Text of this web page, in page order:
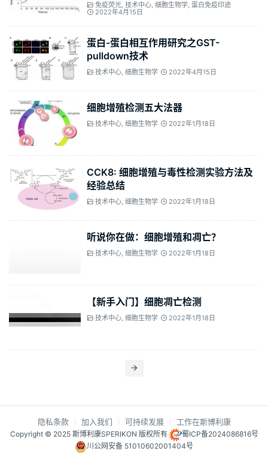
免疫荧光, 技术中心, 细胞生物学, 蛋白免疫印迹
2022年4月15日
蛋白-蛋白相互作用研究之GST-
pulldown技术
技术中心, 细胞生物学 2022年4月15日
细胞增殖检测五大法器
技术中心, 细胞生物学 2022年1月18日
CCK8: 细胞增殖与毒性检测实验方法及
经验总结
技术中心, 细胞生物学 2022年1月18日
听说你在做：细胞增殖和凋亡？
技术中心, 细胞生物学 2022年1月18日
【新手入门】细胞凋亡检测
技术中心, 细胞生物学 2022年1月18日
隐私条款 加入我们 可持续发展 工作在斯博利康
Copyright © 2025 斯博利康SPERIKON 版权所有
蜀ICP备2024086816号
川公网安备 51010602001404号